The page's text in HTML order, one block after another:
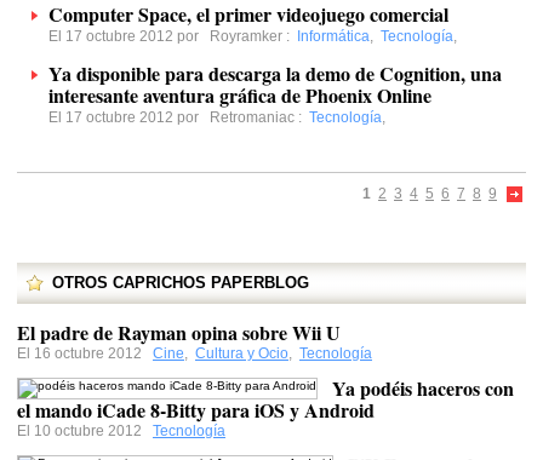
Computer Space, el primer videojuego comercial
El 17 octubre 2012 por Royramker : Informática, Tecnología,
Ya disponible para descarga la demo de Cognition, una
interesante aventura gráfica de Phoenix Online
El 17 octubre 2012 por Retromaniac : Tecnología,
1 2 3 4 5 6 7 8 9
OTROS CAPRICHOS PAPERBLOG
El padre de Rayman opina sobre Wii U
El 16 octubre 2012 Cine, Cultura y Ocio, Tecnología
Ya podéis haceros con
el mando iCade 8-Bitty para iOS y Android
El 10 octubre 2012 Tecnología